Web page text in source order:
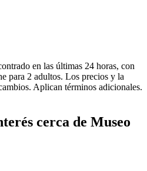
en las últimas 24 horas, con
para 2 adultos. Los precios y la
Aplican términos adicionales.
cerca de Museo